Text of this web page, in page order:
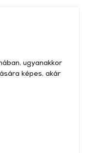
ugyanakkor
képes, akár